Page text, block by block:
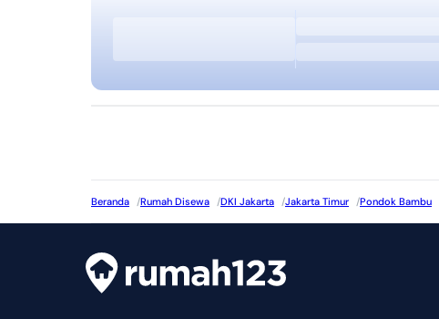
Beranda /Rumah Disewa /DKI Jakarta /Jakarta Timur /Pondok Bambu